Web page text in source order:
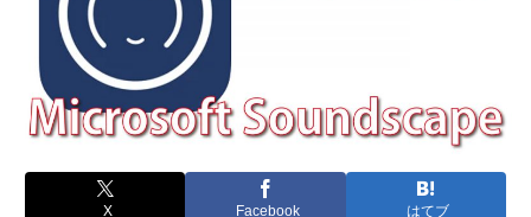
X Facebook はてブ